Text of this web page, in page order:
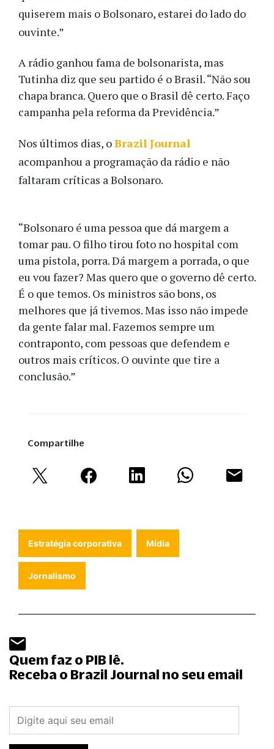
quiserem mais o Bolsonaro, estarei do lado do
ouvinte.”
A rádio ganhou fama de bolsonarista, mas
Tutinha diz que seu partido é o Brasil. “Não sou
chapa branca. Quero que o Brasil dê certo. Faço
campanha pela reforma da Previdência.”
Nos últimos dias, oBrazil Journal
acompanhou a programação da rádio e não
faltaram críticas a Bolsonaro.
“Bolsonaro é uma pessoa que dá margem a
tomar pau. O filho tirou foto no hospital com
uma pistola, porra. Dá margem a porrada, o que
eu vou fazer? Mas quero que o governo dê certo.
É o que temos. Os ministros são bons, os
melhores que já tivemos. Mas isso não impede
da gente falar mal. Fazemos sempre um
contraponto, com pessoas que defendem e
outros mais críticos. O ouvinte que tire a
conclusão.”
Compartilhe
Estratégia corporativa Mídia
Jornalismo
Quem faz o PIB lê.
Receba o Brazil Journal no seu email